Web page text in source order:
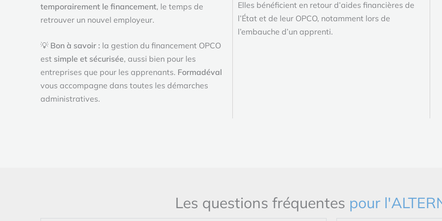
temporairement le financement, le temps de
retrouver un nouvel employeur.
💡 Bon à savoir : la gestion du financement OPCO
est simple et sécurisée, aussi bien pour les
entreprises que pour les apprenants. Formadéval
vous accompagne dans toutes les démarches
administratives.
Elles bénéficient en retour d’aides financières de
l’État et de leur OPCO, notamment lors de
l’embauche d’un apprenti.
Les questions fréquentes pour